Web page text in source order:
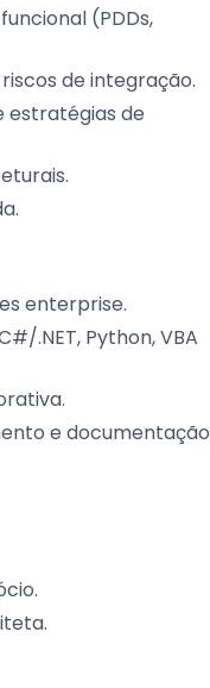
(PDDs,
de integração.
estratégias de
enterprise.
.NET, Python, VBA
e documentação